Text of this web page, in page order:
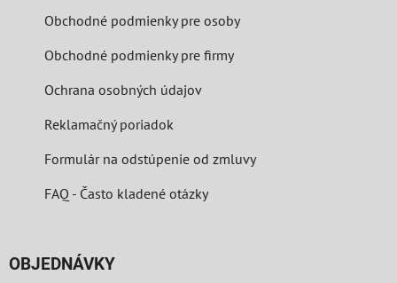
Obchodné podmienky pre osoby
Obchodné podmienky pre firmy
Ochrana osobných údajov
Reklamačný poriadok
Formulár na odstúpenie od zmluvy
FAQ - Často kladené otázky
OBJEDNÁVKY